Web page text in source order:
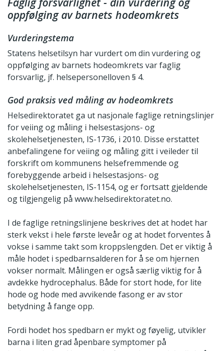
oppfølging av barnets hodeomkrets
Vurderingstema
Statens helsetilsyn har vurdert om din vurdering og
oppfølging av barnets hodeomkrets var faglig
forsvarlig, jf. helsepersonelloven § 4.
God praksis ved måling av hodeomkrets
Helsedirektoratet ga ut nasjonale faglige retningslinjer
for veiing og måling i helsestasjons- og
skolehelsetjenesten, IS-1736, i 2010. Disse erstattet
anbefalingene for veiing og måling gitt i veileder til
forskrift om kommunens helsefremmende og
forebyggende arbeid i helsestasjons- og
skolehelsetjenesten, IS-1154, og er fortsatt gjeldende
og tilgjengelig på www.helsedirektoratet.no.
I de faglige retningslinjene beskrives det at hodet har
sterk vekst i hele første leveår og at hodet forventes å
vokse i samme takt som kroppslengden. Det er viktig å
måle hodet i spedbarnsalderen for å se om hjernen
vokser normalt. Målingen er også særlig viktig for å
avdekke hydrocephalus. Både for stort hode, for lite
hode og hode med avvikende fasong er av stor
betydning å fange opp.
Fordi hodet hos spedbarn er mykt og føyelig, utvikler
barna i liten grad åpenbare symptomer på